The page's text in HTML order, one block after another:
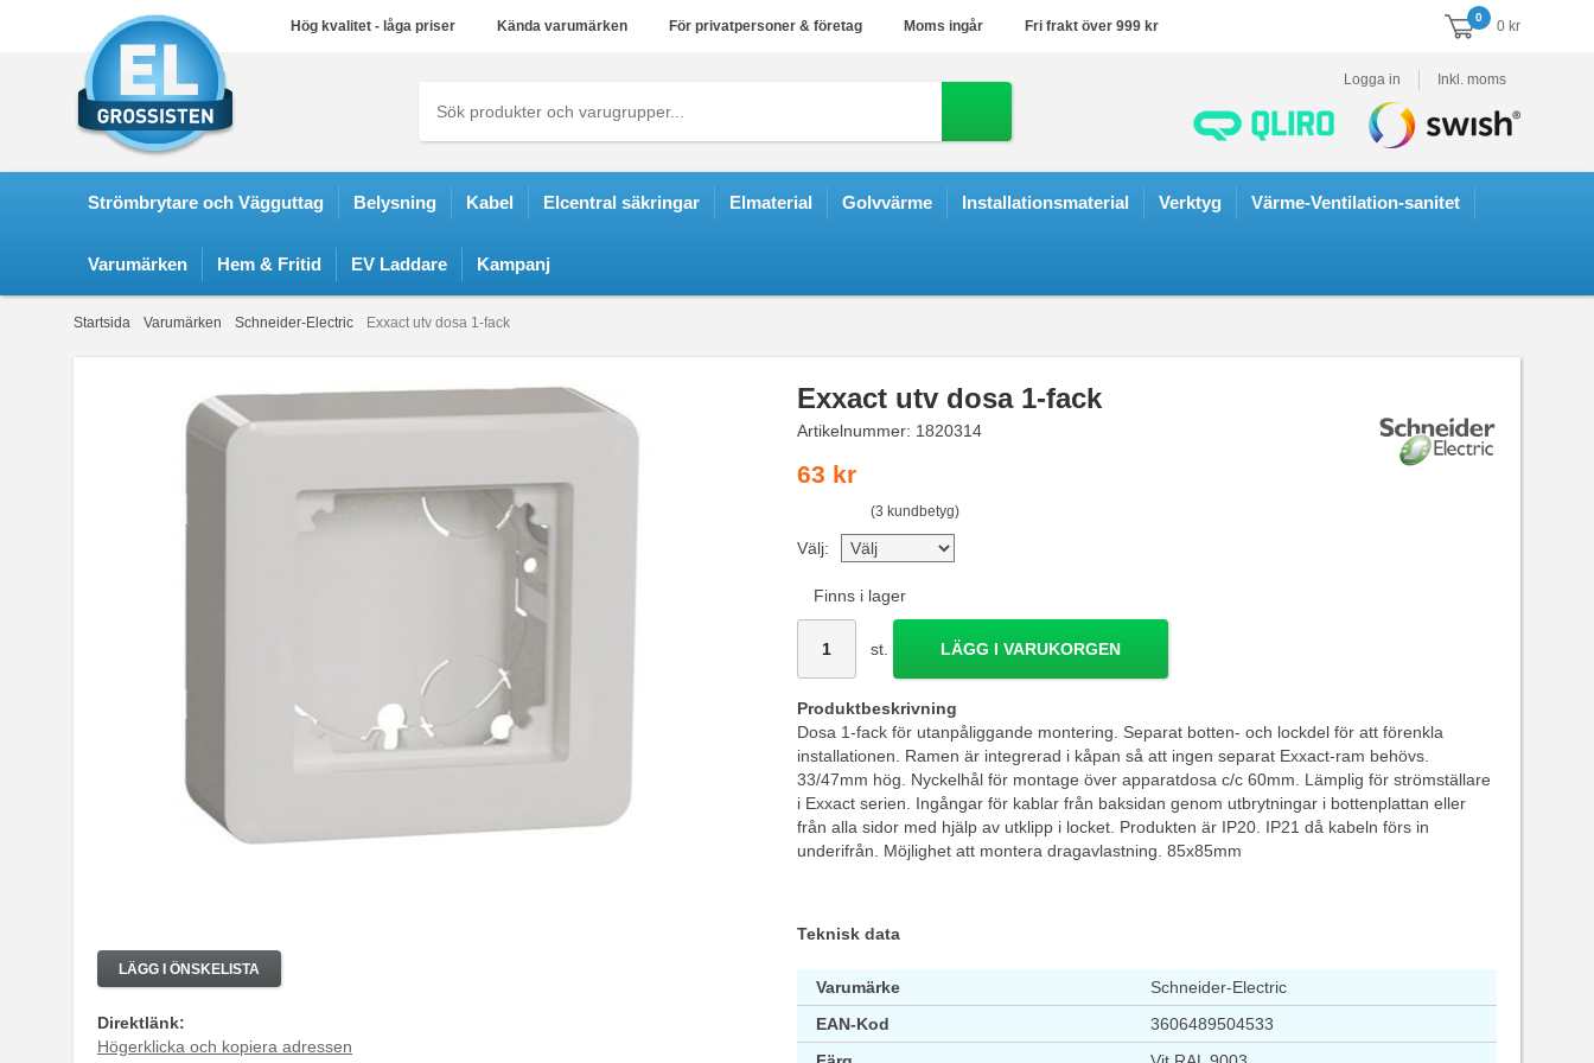
0
0 kr
Hög kvalitet - låga priser Kända varumärken För privatpersoner & företag Moms ingår Fri frakt över 999 kr
Logga in Inkl. moms
Strömbrytare och Vägguttag Belysning Kabel Elcentral säkringar Elmaterial Golvvärme Installationsmaterial Verktyg Värme-Ventilation-sanitet
Varumärken Hem & Fritid EV Laddare Kampanj
Startsida Varumärken Schneider-Electric Exxact utv dosa 1-fack
Exxact utv dosa 1-fack
Artikelnummer: 1820314
63 kr
(3 kundbetyg)
Välj:
Finns i lager
st. LÄGG I VARUKORGEN
Produktbeskrivning
Dosa 1-fack för utanpåliggande montering. Separat botten- och lockdel för att förenkla
installationen. Ramen är integrerad i kåpan så att ingen separat Exxact-ram behövs.
33/47mm hög. Nyckelhål för montage över apparatdosa c/c 60mm. Lämplig för strömställare
i Exxact serien. Ingångar för kablar från baksidan genom utbrytningar i bottenplattan eller
från alla sidor med hjälp av utklipp i locket. Produkten är IP20. IP21 då kabeln förs in
underifrån. Möjlighet att montera dragavlastning. 85x85mm
Teknisk data
Varumärke
Schneider-Electric
EAN-Kod
3606489504533
LÄGG I ÖNSKELISTA
Direktlänk:
Högerklicka och kopiera adressen